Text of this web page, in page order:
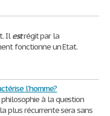
Ilestrégit par la
fonctionne un Etat.
l’homme?
philosophie à la question
plus récurrente sera sans